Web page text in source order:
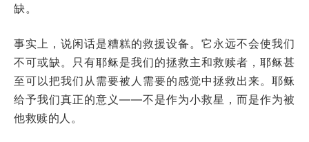
缺。
事实上，说闲话是糟糕的救援设备。它永远不会使我们
不可或缺。只有耶稣是我们的拯救主和救赎者，耶稣甚
至可以把我们从需要被人需要的感觉中拯救出来。耶稣
给予我们真正的意义——不是作为小救星，而是作为被
他救赎的人。